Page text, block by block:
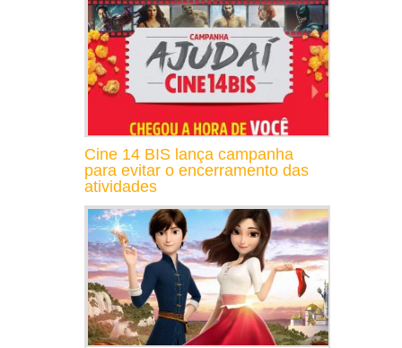
Cine 14 BIS lança campanha
para evitar o encerramento das
atividades